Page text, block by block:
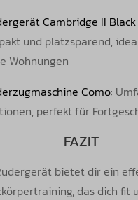
Cambridge II
und platzsparend,
Wohnungen
Como:
perfekt für
FAZIT
bietet dir ein
das dich fit